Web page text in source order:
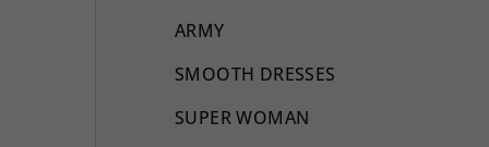
ARMY
SMOOTH DRESSES
SUPER WOMAN